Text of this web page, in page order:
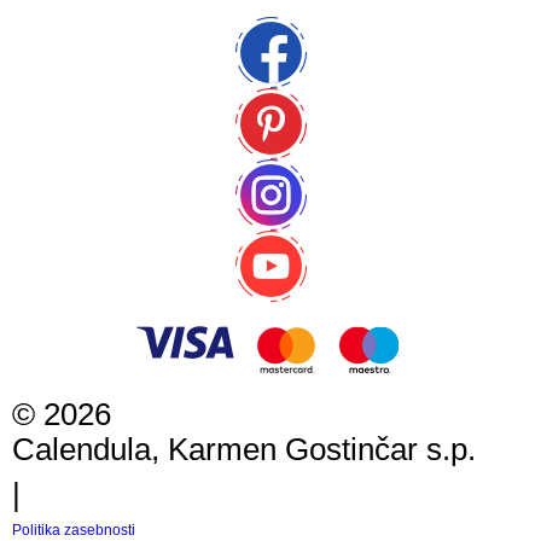
© 2026
Calendula, Karmen Gostinčar s.p.
|
Politika zasebnosti